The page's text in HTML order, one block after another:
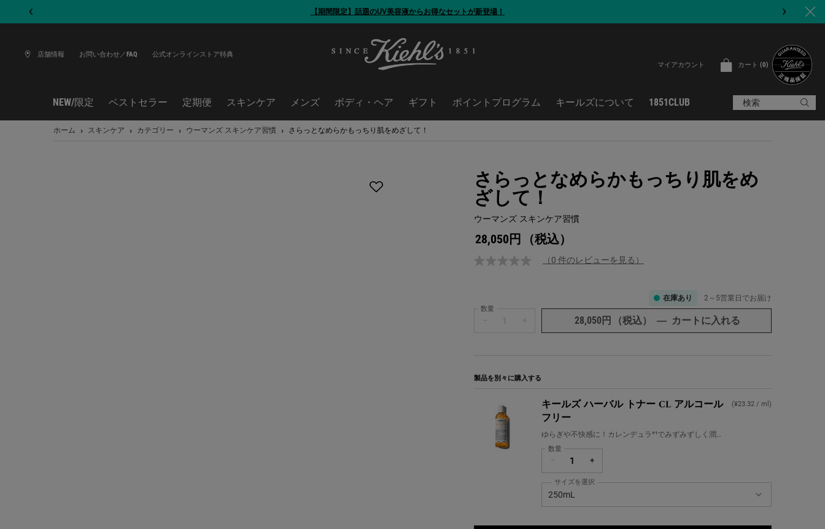
【期間限定】今だけ！洗顔ブラシをプレゼント
店舗情報 お問い合わせ／FAQ
公式オンラインストア特典
マイアカウント
カート 0
0 カート内の製品
NEW/限定 ベストセラー 定期便 スキンケア メンズ ボディ・ヘア ギフト ポイントプログラム キールズについて 1851CLUB 検索
メインコンテンツホーム スキンケア カテゴリー ウーマンズ スキンケア習慣 さらっとなめらかもっちり肌をめざして！
さらっとなめらかもっちり肌をめ
ざして！
ウーマンズ スキンケア習慣
28,050円 （税込）
（0 件のレビューを見る）
在庫あり 2～5営業日でお届け
数量
28,050円 （税込） ― カートに入れる
製品を別々に購入する
キールズ ハーバル トナー CL アルコール
フリー
ゆらぎや不快感に！カレンデュラ*¹でみずみずしく潤う
健やか肌へ
(¥23.32 / ml)
数量
+
キールズ ハーバル トナー CL アルコールフリー の サイズ を選択してください
250mL
サイズを選択